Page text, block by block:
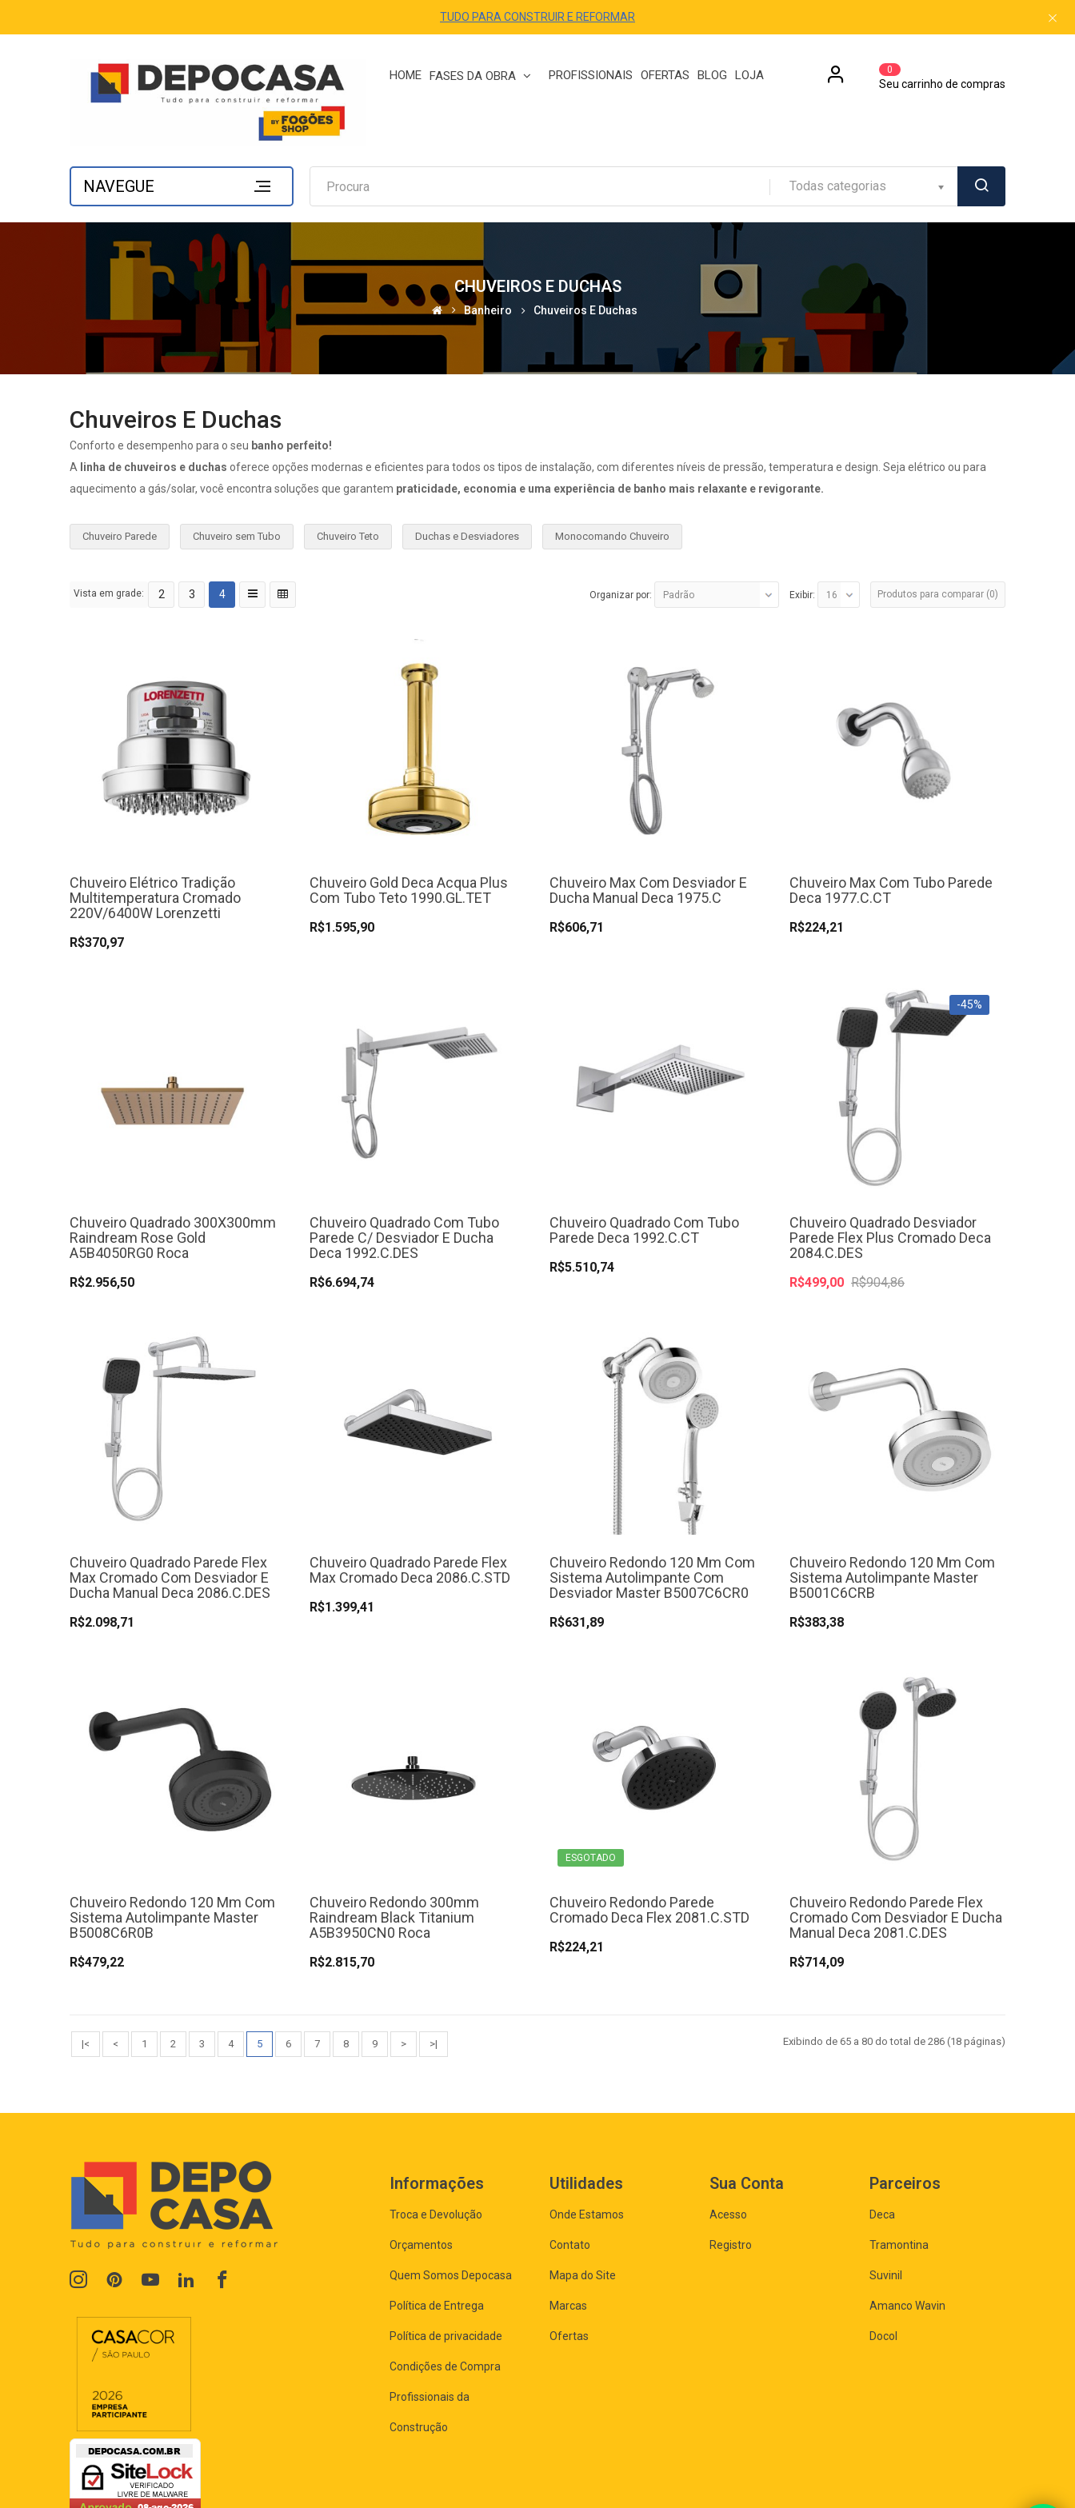
TUDO PARA CONSTRUIR E REFORMAR
HOME FASES DA OBRA PROFISSIONAIS OFERTAS BLOG LOJA
Seu carrinho de compras
0
NAVEGUE Todas categorias
CHUVEIROS E DUCHAS
Banheiro Chuveiros E Duchas
Chuveiros E Duchas
Conforto e desempenho para o seu banho perfeito!
A linha de chuveiros e duchas oferece opções modernas e eficientes para todos os tipos de instalação, com diferentes níveis de pressão, temperatura e design. Seja elétrico ou para
aquecimento a gás/solar, você encontra soluções que garantem praticidade, economia e uma experiência de banho mais relaxante e revigorante.
Chuveiro Parede Chuveiro sem Tubo Chuveiro Teto Duchas e Desviadores Monocomando Chuveiro
Vista em grade: 2 3 4 Organizar por: Exibir: Produtos para comparar (0)
Chuveiro Elétrico Tradição
Multitemperatura Cromado
220V/6400W Lorenzetti
R$370,97
Chuveiro Gold Deca Acqua Plus
Com Tubo Teto 1990.GL.TET
R$1.595,90
Chuveiro Max Com Desviador E
Ducha Manual Deca 1975.C
R$606,71
Chuveiro Max Com Tubo Parede
Deca 1977.C.CT
R$224,21
Chuveiro Quadrado 300X300mm
Raindream Rose Gold
A5B4050RG0 Roca
R$2.956,50
Chuveiro Quadrado Com Tubo
Parede C/ Desviador E Ducha
Deca 1992.C.DES
R$6.694,74
Chuveiro Quadrado Com Tubo
Parede Deca 1992.C.CT
R$5.510,74
-45%
Chuveiro Quadrado Desviador
Parede Flex Plus Cromado Deca
2084.C.DES
R$499,00 R$904,86
Chuveiro Quadrado Parede Flex
Max Cromado Com Desviador E
Ducha Manual Deca 2086.C.DES
R$2.098,71
Chuveiro Quadrado Parede Flex
Max Cromado Deca 2086.C.STD
R$1.399,41
Chuveiro Redondo 120 Mm Com
Sistema Autolimpante Com
Desviador Master B5007C6CR0
R$631,89
Chuveiro Redondo 120 Mm Com
Sistema Autolimpante Master
B5001C6CRB
R$383,38
Chuveiro Redondo 120 Mm Com
Sistema Autolimpante Master
B5008C6R0B
R$479,22
Chuveiro Redondo 300mm
Raindream Black Titanium
A5B3950CN0 Roca
R$2.815,70
ESGOTADO
Chuveiro Redondo Parede
Cromado Deca Flex 2081.C.STD
R$224,21
Chuveiro Redondo Parede Flex
Cromado Com Desviador E Ducha
Manual Deca 2081.C.DES
R$714,09
|< < 1 2 3 4 5 6 7 8 9 > >| Exibindo de 65 a 80 do total de 286 (18 páginas)
Informações
Troca e Devolução
Orçamentos
Quem Somos Depocasa
Política de Entrega
Política de privacidade
Condições de Compra
Profissionais da
Construção
Utilidades
Onde Estamos
Contato
Mapa do Site
Marcas
Ofertas
Sua Conta
Acesso
Registro
Parceiros
Deca
Tramontina
Suvinil
Amanco Wavin
Docol